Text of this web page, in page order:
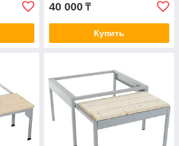
40 000 ₸
Купить